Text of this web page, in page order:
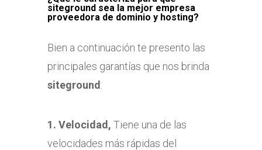
siteground sea la mejor empresa
proveedora de dominio y hosting?
Bien a continuación te presento las
principales garantías que nos brinda
siteground :
1. Velocidad, Tiene una de las
velocidades más rápidas del